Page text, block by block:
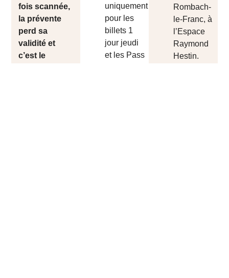
fois scannée,
la prévente
perd sa
validité et
c’est le
uniquement
pour les
billets 1
jour jeudi
et les Pass
Rombach-
le-Franc, à
l’Espace
Raymond
Hestin.